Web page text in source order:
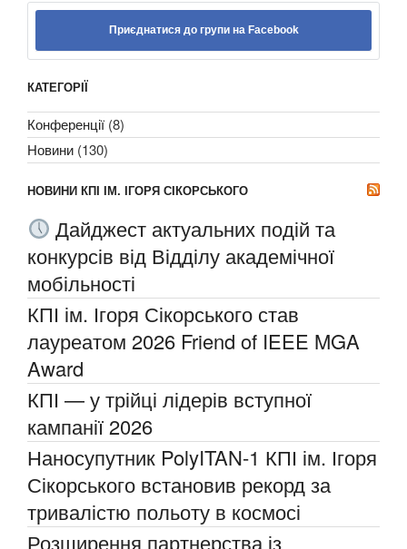
Приєднатися до групи на Facebook
КАТЕГОРІЇ
Конференції (8)
Новини (130)
НОВИНИ КПІ ІМ. ІГОРЯ СІКОРСЬКОГО
Дайджест актуальних подій та
конкурсів від Відділу академічної
мобільності
КПІ ім. Ігоря Сікорського став
лауреатом 2026 Friend of IEEE MGA
Award
КПІ — у трійці лідерів вступної
кампанії 2026
Наносупутник PolyITAN-1 КПІ ім. Ігоря
Сікорського встановив рекорд за
тривалістю польоту в космосі
Розширення партнерства із